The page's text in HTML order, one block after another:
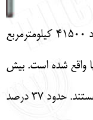
كشور پادشاهي هلند با وسعتي حدود 41500 كيلومترمربع
نفر در اروپا واقع شده است. بيش
از نيمي از سكنه اين كشور پيرو مسيحيت هستند. حدود 37 درصد